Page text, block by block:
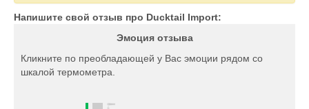
Напишите свой отзыв про Ducktail Import:
Эмоция отзыва
Кликните по преобладающей у Вас эмоции рядом со
шкалой термометра.